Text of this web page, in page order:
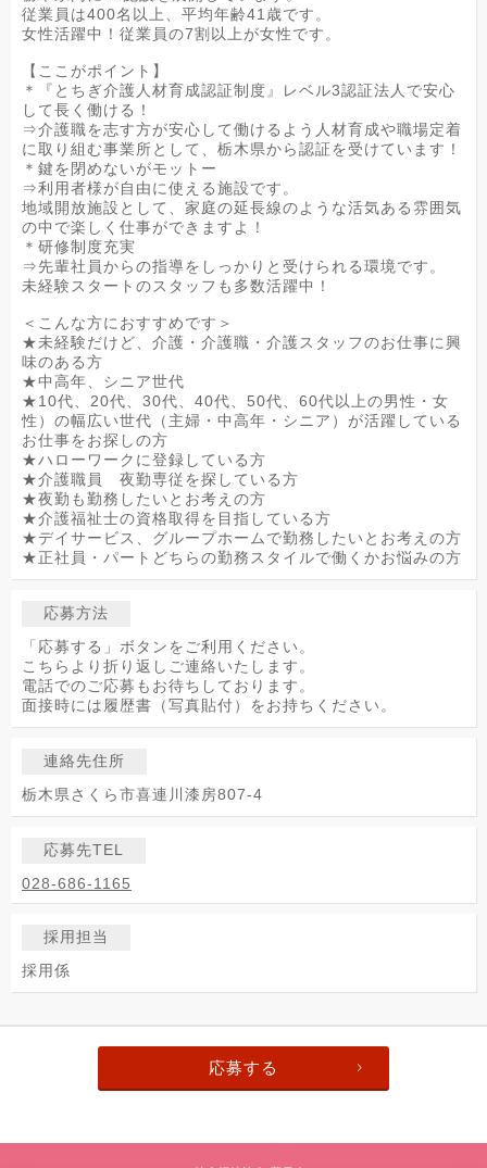
従業員は400名以上、平均年齢41歳です。
女性活躍中！従業員の7割以上が女性です。
【ここがポイント】
＊『とちぎ介護人材育成認証制度』レベル3認証法人で安心
して長く働ける！
⇒介護職を志す方が安心して働けるよう人材育成や職場定着
に取り組む事業所として、栃木県から認証を受けています！
＊鍵を閉めないがモットー
⇒利用者様が自由に使える施設です。
地域開放施設として、家庭の延長線のような活気ある雰囲気
の中で楽しく仕事ができますよ！
＊研修制度充実
⇒先輩社員からの指導をしっかりと受けられる環境です。
未経験スタートのスタッフも多数活躍中！
＜こんな方におすすめです＞
★未経験だけど、介護・介護職・介護スタッフのお仕事に興
味のある方
★中高年、シニア世代
★10代、20代、30代、40代、50代、60代以上の男性・女
性）の幅広い世代（主婦・中高年・シニア）が活躍している
お仕事をお探しの方
★ハローワークに登録している方
★介護職員 夜勤専従を探している方
★夜勤も勤務したいとお考えの方
★介護福祉士の資格取得を目指している方
★デイサービス、グループホームで勤務したいとお考えの方
★正社員・パートどちらの勤務スタイルで働くかお悩みの方
応募方法
「応募する」ボタンをご利用ください。
こちらより折り返しご連絡いたします。
電話でのご応募もお待ちしております。
面接時には履歴書（写真貼付）をお持ちください。
連絡先住所
栃木県さくら市喜連川漆房807-4
応募先TEL
028-686-1165
採用担当
採用係
応募する